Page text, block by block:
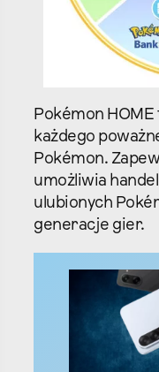
Pokémon
każdego
Pokémon.
umożliwia
ulubionych
generacje gier.